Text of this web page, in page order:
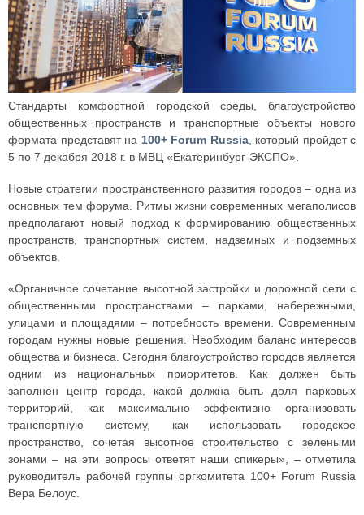
Стандарты комфортной городской среды, благоустройство
общественных пространств и транспортные объекты нового
формата представят на 100+ Forum Russia, который пройдет с
5 по 7 декабря 2018 г. в МВЦ «Екатеринбург-ЭКСПО».
Новые стратегии пространственного развития городов – одна из
основных тем форума. Ритмы жизни современных мегаполисов
предполагают новый подход к формированию общественных
пространств, транспортных систем, надземных и подземных
объектов.
«Органичное сочетание высотной застройки и дорожной сети с
общественными пространствами – парками, набережными,
улицами и площадями – потребность времени. Современным
городам нужны новые решения. Необходим баланс интересов
общества и бизнеса. Сегодня благоустройство городов является
одним из национальных приоритетов. Как должен быть
заполнен центр города, какой должна быть доля парковых
территорий, как максимально эффективно организовать
транспортную систему, как использовать городское
пространство, сочетая высотное строительство с зелеными
зонами – на эти вопросы ответят наши спикеры», – отметила
руководитель рабочей группы оргкомитета 100+ Forum Russia
Вера Белоус.